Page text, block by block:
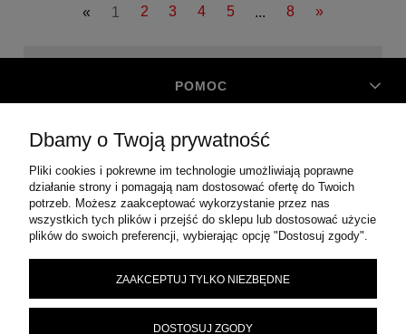
« 1 2 3 4 5 8 »
POMOC
MOJE KONTO
O FIRMIE
CENTRALA ZAOPATRZENIA TECHNICZNEGO|ul. Błonie 12
106-67-30
Dbamy o Twoją prywatność
Pliki cookies i pokrewne im technologie umożliwiają poprawne
działanie strony i pomagają nam dostosować ofertę do Twoich
potrzeb. Możesz zaakceptować wykorzystanie przez nas
wszystkich tych plików i przejść do sklepu lub dostosować użycie
plików do swoich preferencji, wybierając opcję "Dostosuj zgody".
ZAAKCEPTUJ TYLKO NIEZBĘDNE
DOSTOSUJ ZGODY